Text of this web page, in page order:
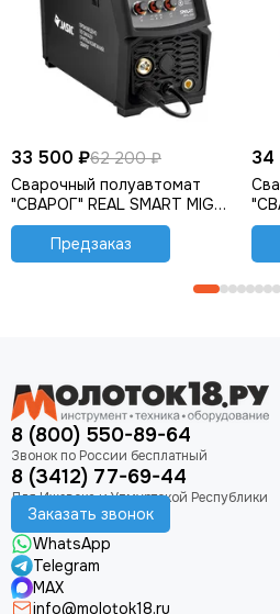
33 500 ₽62 200 ₽
Сварочный полуавтомат
"СВАРОГ" REAL SMART MIG
200 BLACK (N2A5)
Предзаказ
34
8 (800) 550-89-64
8 (3412) 77-69-44
Заказать звонок
WhatsApp
Telegram
MAX
info@molotok18.ru